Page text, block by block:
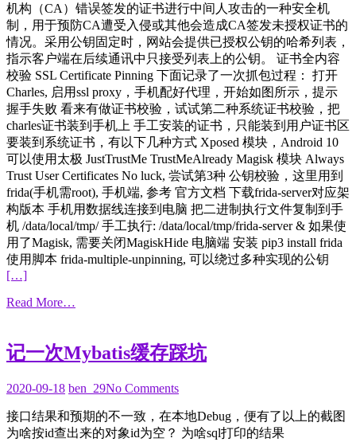
机构（CA）错误签发的证书进行中间人攻击的一种安全机
制，用于预防CA遭受入侵或其他会造成CA签发未授权证书的
情况。采用公钥固定时，网站会提供已授权公钥的哈希列表，
指示客户端在后续通讯中只接受列表上的公钥。 证书全内容
校验 SSL Certificate Pinning 下面记录了一次抓包过程： 打开
Charles, 启用ssl proxy，手机配好代理，开始如图所示，提示
握手失败 看来有做证书校验，试试第二种系统证书校验，把
charles证书装到手机上 手工安装的证书，只能装到用户证书区
要装到系统证书，有以下几种方式 Xposed 模块，Android 10
可以使用太极 JustTrustMe TrustMeAlready Magisk 模块 Always
Trust User Certificates No luck, 尝试第3种 公钥校验，这里用到
frida(手机需root), 手机端, 参考 官方文档 下载frida-server对应架
构版本 手机用数据线连接到电脑 把二进制执行文件复制到手
机 /data/local/tmp/ 手工执行: /data/local/tmp/frida-server & 如果使
用了Magisk, 需要关闭MagiskHide 电脑端 安装 pip3 install frida
使用脚本 frida-multiple-unpinning, 可以绕过多种实现的公钥
[…]
Read More…
记一次Mybatis缓存踩坑
2020-09-182020-
18
ben_29No Comments
接口结果和预期的不一致，在本地Debug，便有了以上的截图
为啥按id查出来的对象id为空？ 为啥sql打印的结果